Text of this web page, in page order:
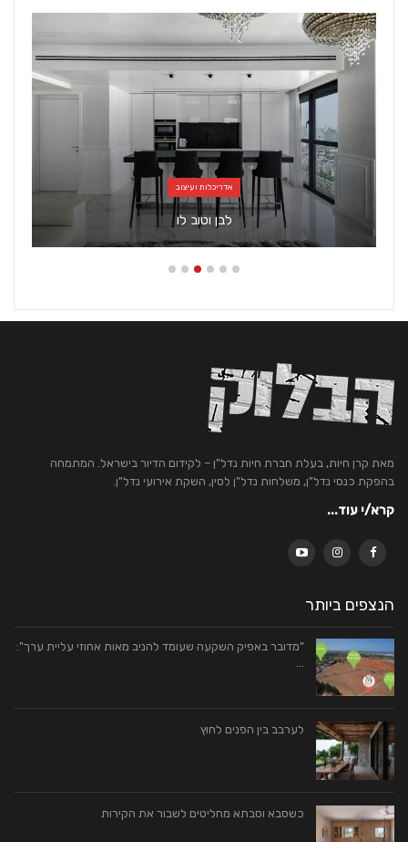
אדריכלות ועיצוב
לבן וטוב לו
מאת קרן חיות, בעלת חברת חיות נדל"ן – לקידום הדיור בישראל. המתמחה
בהפקת כנסי נדל"ן, משלחות נדל"ן לסין, השקת אירועי נדל"ן.
קרא/י עוד...
הנצפים ביותר
"מדובר באפיק השקעה שעומד להניב מאות אחוזי עליית ערך":
לערבב בין הפנים לחוץ
כשסבא וסבתא מחליטים לשבור את הקירות